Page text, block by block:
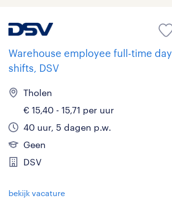
Warehouse employee full-time day
shifts, DSV
Tholen
€ 15,40 - 15,71 per uur
40 uur, 5 dagen p.w.
Geen
DSV
bekijk vacature